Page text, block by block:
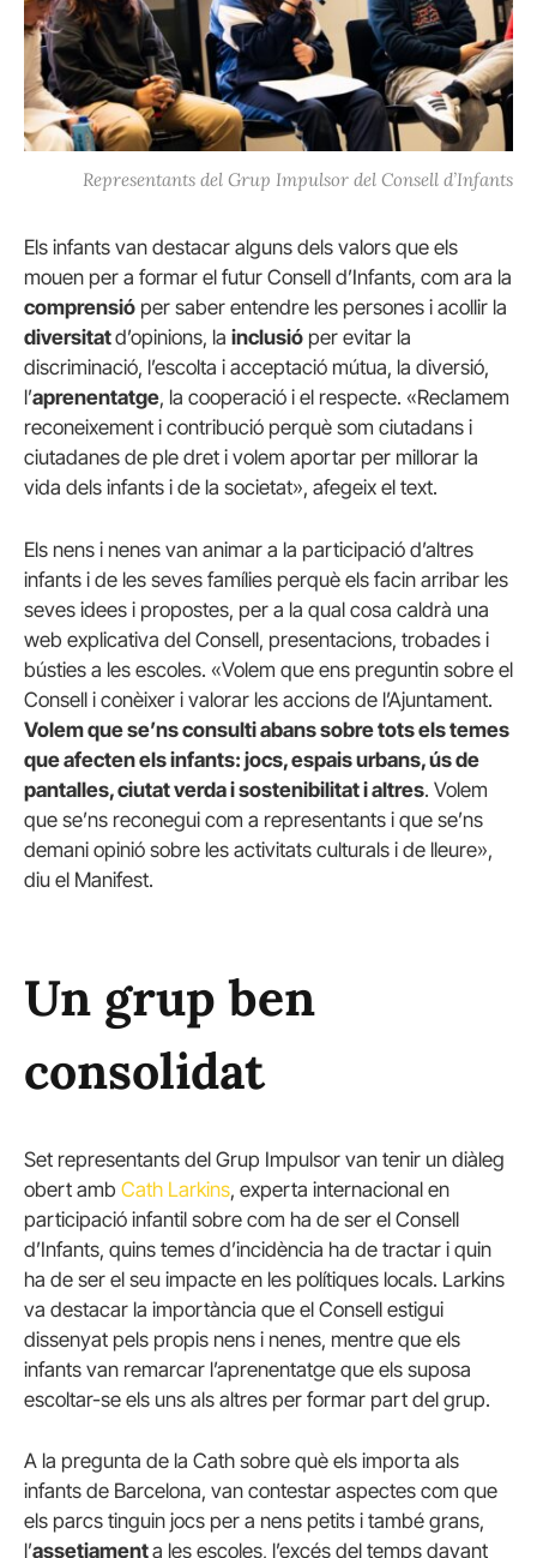
Representants del Grup Impulsor del Consell d’Infants
Els infants van destacar alguns dels valors que els
mouen per a formar el futur Consell d’Infants, com ara la
comprensió per saber entendre les persones i acollir la
diversitatd’opinions, la inclusió per evitar la
discriminació, l’escolta i acceptació mútua, la diversió,
l’aprenentatge, la cooperació i el respecte. «Reclamem
reconeixement i contribució perquè som ciutadans i
ciutadanes de ple dret i volem aportar per millorar la
vida dels infants i de la societat», afegeix el text.
Els nens i nenes van animar a la participació d’altres
infants i de les seves famílies perquè els facin arribar les
seves idees i propostes, per a la qual cosa caldrà una
web explicativa del Consell, presentacions, trobades i
bústies a les escoles. «Volem que ens preguntin sobre el
Consell i conèixer i valorar les accions de l’Ajuntament.
Volem que se’ns consulti abans sobre tots els temes
que afecten els infants: jocs, espais urbans, ús de
pantalles, ciutat verda i sostenibilitat i altres. Volem
que se’ns reconegui com a representants i que se’ns
demani opinió sobre les activitats culturals i de lleure»,
diu el Manifest.
Un grup ben
consolidat
Set representants del Grup Impulsor van tenir un diàleg
obert amb Cath Larkins, experta internacional en
participació infantil sobre com ha de ser el Consell
d’Infants, quins temes d’incidència ha de tractar i quin
ha de ser el seu impacte en les polítiques locals. Larkins
va destacar la importància que el Consell estigui
dissenyat pels propis nens i nenes, mentre que els
infants van remarcar l’aprenentatge que els suposa
escoltar-se els uns als altres per formar part del grup.
A la pregunta de la Cath sobre què els importa als
infants de Barcelona, van contestar aspectes com que
els parcs tinguin jocs per a nens petits i també grans,
l’assetjamenta les escoles, l’excés del temps davant